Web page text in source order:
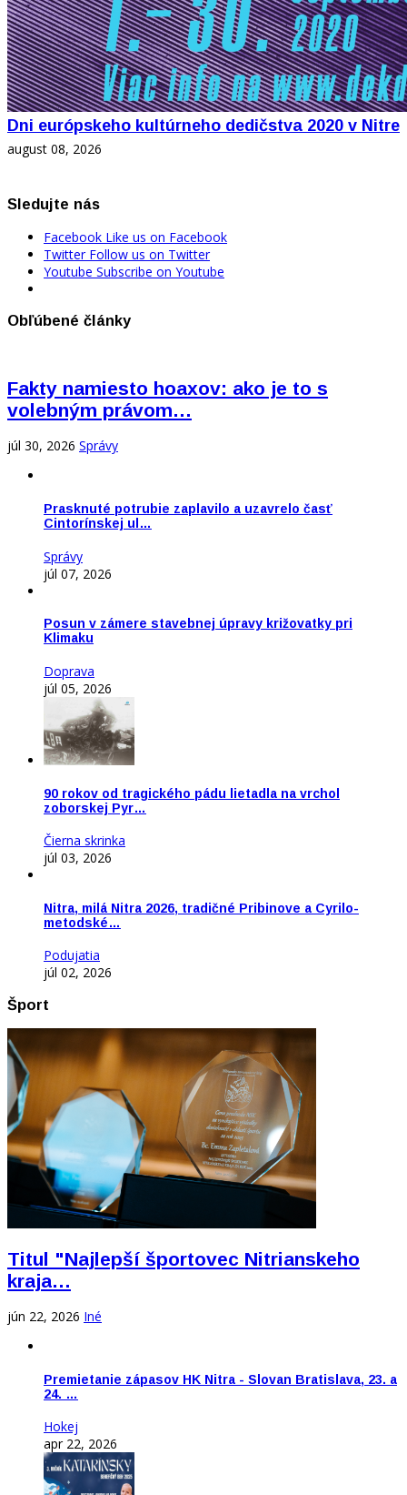
Dni európskeho kultúrneho dedičstva 2020 v Nitre
august 08, 2026
Sledujte nás
Facebook Like us on Facebook
Twitter Follow us on Twitter
Youtube Subscribe on Youtube
Obľúbené články
Fakty namiesto hoaxov: ako je to s
volebným právom…
júl 30, 2026 Správy
Prasknuté potrubie zaplavilo a uzavrelo časť
Cintorínskej ul…
Správy
júl 07, 2026
Posun v zámere stavebnej úpravy križovatky pri
Klimaku
Doprava
júl 05, 2026
90 rokov od tragického pádu lietadla na vrchol
zoborskej Pyr…
Čierna skrinka
júl 03, 2026
Nitra, milá Nitra 2026, tradičné Pribinove a Cyrilo-
metodské…
Podujatia
júl 02, 2026
Šport
Titul "Najlepší športovec Nitrianskeho
kraja…
jún 22, 2026 Iné
Premietanie zápasov HK Nitra - Slovan Bratislava, 23. a
24. …
Hokej
apr 22, 2026